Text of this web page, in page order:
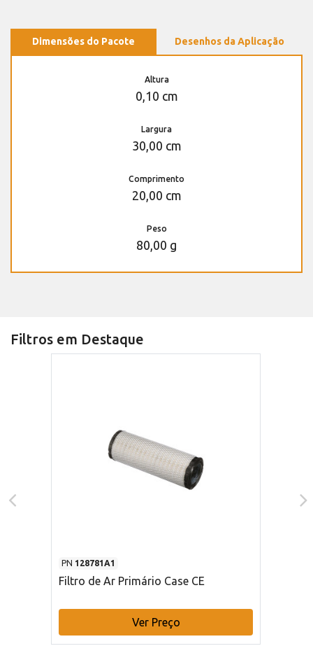
Dimensões do Pacote Desenhos da Aplicação
Altura
0,10 cm
Largura
30,00 cm
Comprimento
20,00 cm
Peso
80,00 g
Filtros em Destaque
PN 128781A1
Filtro de Ar Primário Case CE
Ver Preço